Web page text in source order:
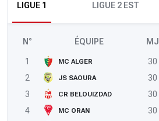
LIGUE 1 LIGUE 2 EST
N° ÉQUIPE MJ
1 MC ALGER 30
2
JS SAOURA 30
3
CR BELOUIZDAD 30
4
MC ORAN 30